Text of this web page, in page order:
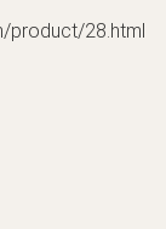
product/28.html